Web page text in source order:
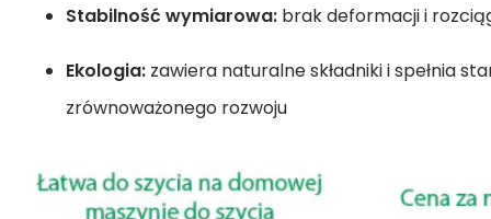
Stabilność wymiarowa: brak deformacji i
Ekologia: zawiera naturalne składniki i spełnia
zrównoważonego rozwoju